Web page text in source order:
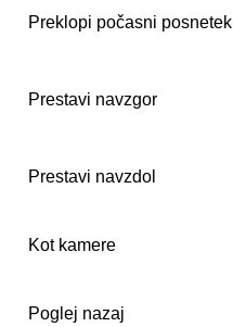
Preklopi počasni posnetek
Prestavi navzgor
Prestavi navzdol
Kot kamere
Poglej nazaj